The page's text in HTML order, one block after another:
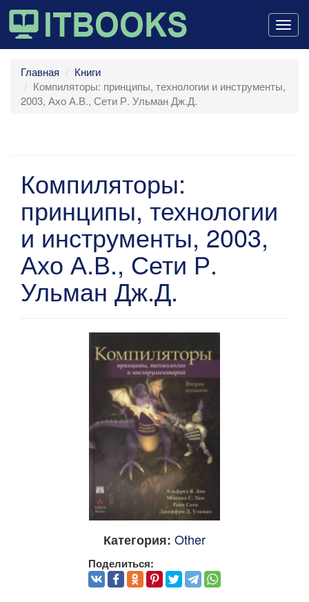
Главная
Книги
Компиляторы: принципы, технологии и инструменты,
2003, Ахо А.В., Сети Р. Ульман Дж.Д.
Компиляторы:
принципы, технологии
и инструменты, 2003,
Ахо А.В., Сети Р.
Ульман Дж.Д.
Категория: Other
Поделиться: